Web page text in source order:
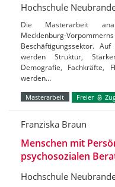
Hochschule
Die Masterarbeit
Mecklenburg-
Beschäftigungssektor.
werden Struktur,
Demografie, Fachkräfte,
werden…
Masterarbeit Freier
Franziska Braun
Menschen mit
psychosozialen
Hochschule